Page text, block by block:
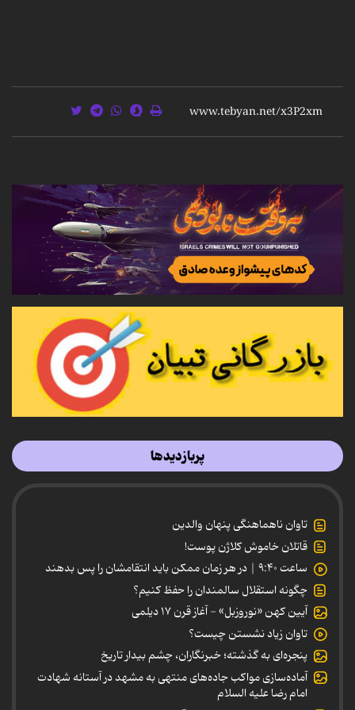
پربازدیدها
تاوان ناهماهنگی پنهان والدین
قاتلان خاموش کلاژن پوست!
ساعت ۹:۴۰ | در هر زمان ممکن باید انتقامشان را پس بدهند
چگونه استقلال سالمندان را حفظ کنیم؟
آیین کهن «نوروزبل» - آغاز قرن ۱۷ دیلمی
تاوان زیاد نشستن چیست؟
پنجره‌ای به گذشته؛ خبرنگاران، چشم بیدار تاریخ
آماده‌سازی مواکب جاده‌های منتهی به مشهد در آستانه شهادت
امام رضا علیه السلام